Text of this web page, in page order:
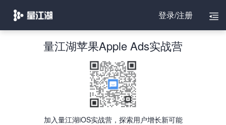
登录/注册
量江湖苹果Apple Ads实战营
加入量江湖iOS实战营，探索用户增长新可能